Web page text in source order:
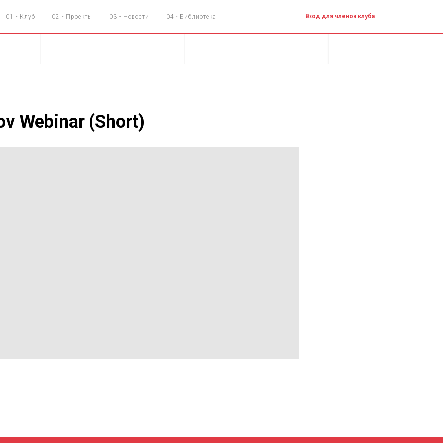
01 - Клуб 02 - Проекты 03 - Новости 04 - Библиотека Вход для членов клуба
Webinar (Short)